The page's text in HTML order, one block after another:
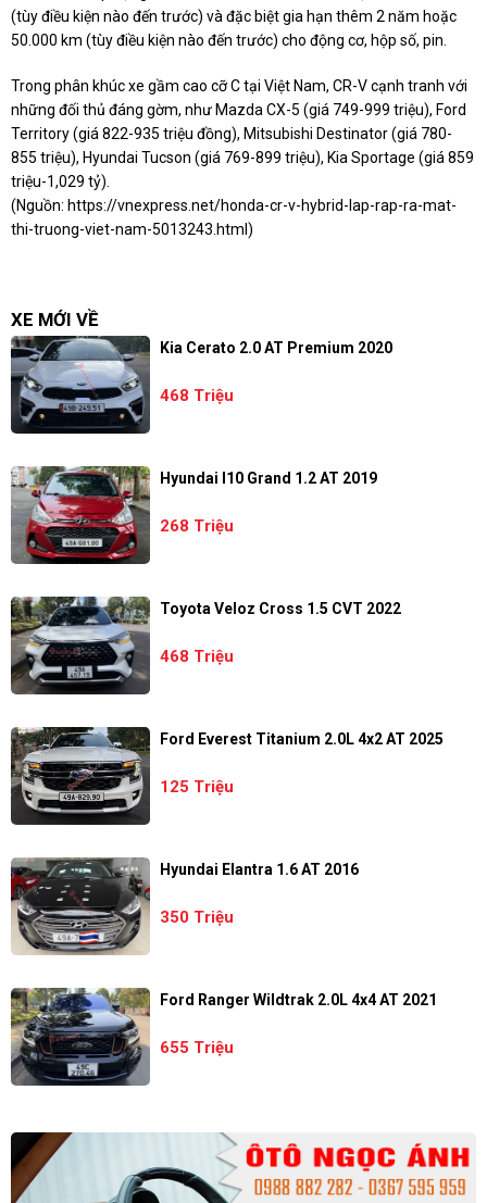
(tùy điều kiện nào đến trước) và đặc biệt gia hạn thêm 2 năm hoặc
50.000 km (tùy điều kiện nào đến trước) cho động cơ, hộp số, pin.
Trong phân khúc xe gầm cao cỡ C tại Việt Nam, CR-V cạnh tranh với
những đối thủ đáng gờm, như Mazda CX-5 (giá 749-999 triệu), Ford
Territory (giá 822-935 triệu đồng), Mitsubishi Destinator (giá 780-
855 triệu), Hyundai Tucson (giá 769-899 triệu), Kia Sportage (giá 859
triệu-1,029 tỷ).
(Nguồn: https://vnexpress.net/honda-cr-v-hybrid-lap-rap-ra-mat-
thi-truong-viet-nam-5013243.html )
XE MỚI VỀ
Kia Cerato 2.0 AT Premium 2020
468 Triệu
Hyundai I10 Grand 1.2 AT 2019
268 Triệu
Toyota Veloz Cross 1.5 CVT 2022
468 Triệu
Ford Everest Titanium 2.0L 4x2 AT 2025
125 Triệu
Hyundai Elantra 1.6 AT 2016
350 Triệu
Ford Ranger Wildtrak 2.0L 4x4 AT 2021
655 Triệu